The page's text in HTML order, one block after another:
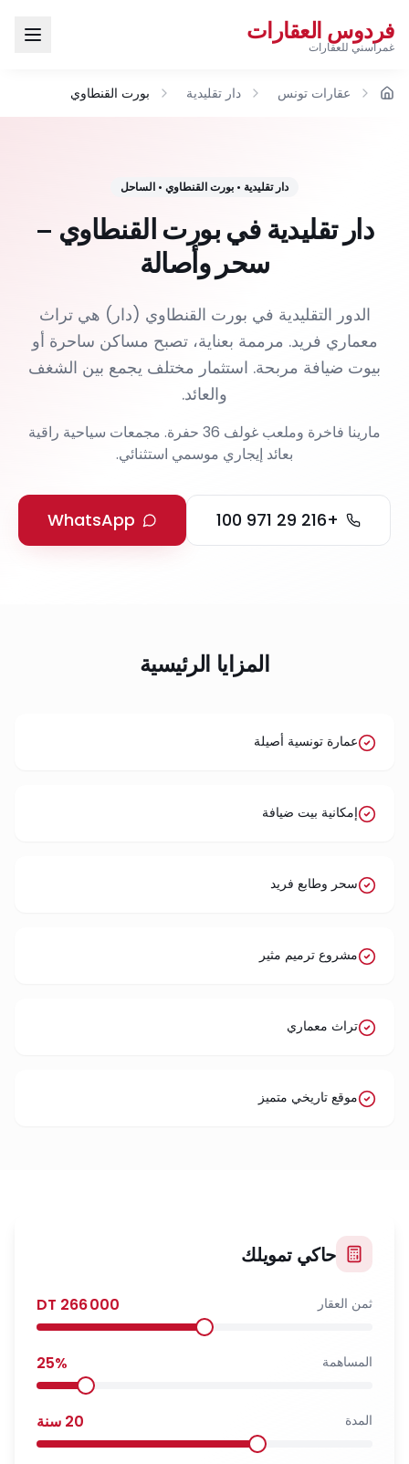
فردوس العقارات
غمراسني للعقارات
الرئيسية عقارات تونس دار تقليدية بورت القنطاوي
دار تقليدية • بورت القنطاوي • الساحل
دار تقليدية في بورت القنطاوي –
سحر وأصالة
الدور التقليدية في بورت القنطاوي (دار) هي تراث
معماري فريد. مرممة بعناية، تصبح مساكن ساحرة أو
بيوت ضيافة مربحة. استثمار مختلف يجمع بين الشغف
والعائد.
مارينا فاخرة وملعب غولف 36 حفرة. مجمعات سياحية راقية
بعائد إيجاري موسمي استثنائي.
WhatsApp +216 29 971 100
المزايا الرئيسية
عمارة تونسية أصيلة
إمكانية بيت ضيافة
سحر وطابع فريد
مشروع ترميم مثير
تراث معماري
موقع تاريخي متميز
حاكي تمويلك
ثمن العقار 266 000
المساهمة 25%
المدة 20 سنة